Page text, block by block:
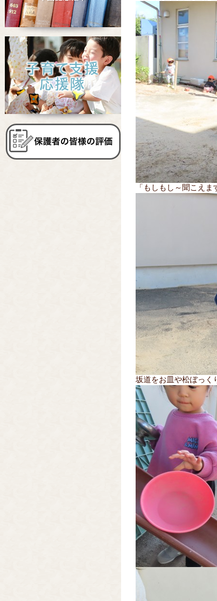
「もしもし～聞こえま
坂道をお皿や松ぼっく